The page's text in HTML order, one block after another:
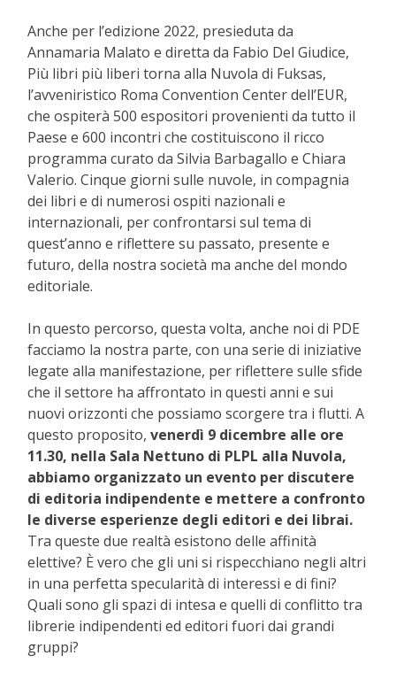
Anche per l’edizione 2022, presieduta da
Annamaria Malato e diretta da Fabio Del Giudice,
Più libri più liberi torna alla Nuvola di Fuksas,
l’avveniristico Roma Convention Center dell’EUR,
che ospiterà 500 espositori provenienti da tutto il
Paese e 600 incontri che costituiscono il ricco
programma curato da Silvia Barbagallo e Chiara
Valerio. Cinque giorni sulle nuvole, in compagnia
dei libri e di numerosi ospiti nazionali e
internazionali, per confrontarsi sul tema di
quest’anno e riflettere su passato, presente e
futuro, della nostra società ma anche del mondo
editoriale.
In questo percorso, questa volta, anche noi di PDE
facciamo la nostra parte, con una serie di iniziative
legate alla manifestazione, per riflettere sulle sfide
che il settore ha affrontato in questi anni e sui
nuovi orizzonti che possiamo scorgere tra i flutti. A
questo proposito, venerdì 9 dicembre alle ore
11.30, nella Sala Nettuno di PLPL alla Nuvola,
abbiamo organizzato un evento per discutere
di editoria indipendente e mettere a confronto
le diverse esperienze degli editori e dei librai.
Tra queste due realtà esistono delle affinità
elettive? È vero che gli uni si rispecchiano negli altri
in una perfetta specularità di interessi e di fini?
Quali sono gli spazi di intesa e quelli di conflitto tra
librerie indipendenti ed editori fuori dai grandi
gruppi?